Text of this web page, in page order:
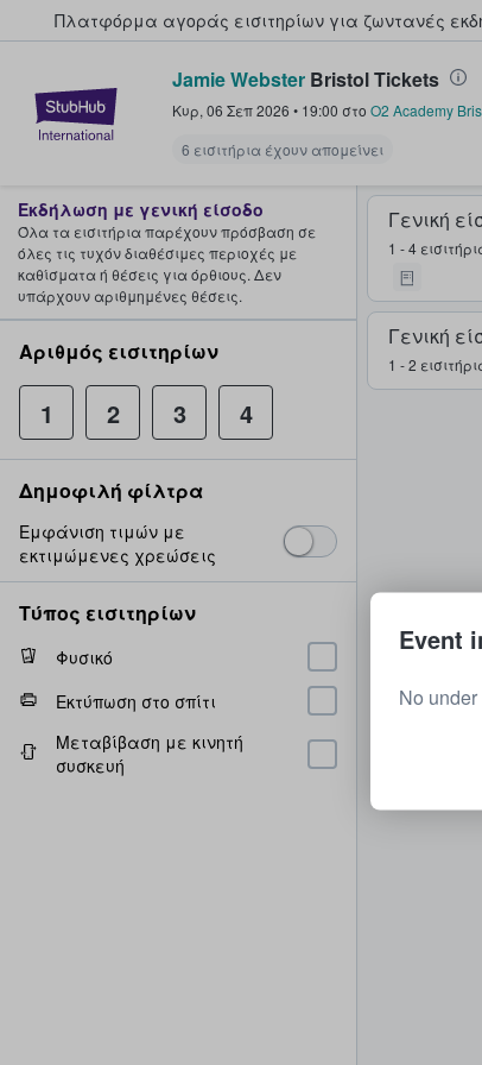
Πλατφόρμα αγοράς εισιτηρίων για ζωντανές
StubHub - Όπου οι φαν
Jamie Webster Bristol Tickets
Κυρ, 06 Σεπ 2026 • 19:00 στο O2 Academy
6 εισιτήρια έχουν απομείνει
Γενική
1 - 4
Γενική
1 - 2
Εκδήλωση με γενική είσοδο
Όλα τα εισιτήρια παρέχουν πρόσβαση σε
όλες τις τυχόν διαθέσιμες περιοχές με
καθίσματα ή θέσεις για όρθιους. Δεν
υπάρχουν αριθμημένες θέσεις.
Αριθμός εισιτηρίων
1 2 3 4
Δημοφιλή φίλτρα
Εμφάνιση τιμών με
εκτιμώμενες χρεώσεις
Τύπος εισιτηρίων
Φυσικό
Εκτύπωση στο σπίτι
Μεταβίβαση με κινητή
συσκευή
Event
No